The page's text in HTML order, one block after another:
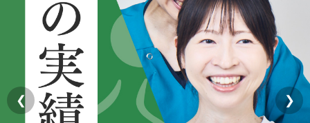
肩こり・首こり
四十肩・五十肩
膝痛・関節痛
STORE 店舗一覧
AREA エリアから探す
北海道
札幌エリア（13院）
ABOUT US 私たちについて
こころ整体院グループについて
❮ ❯